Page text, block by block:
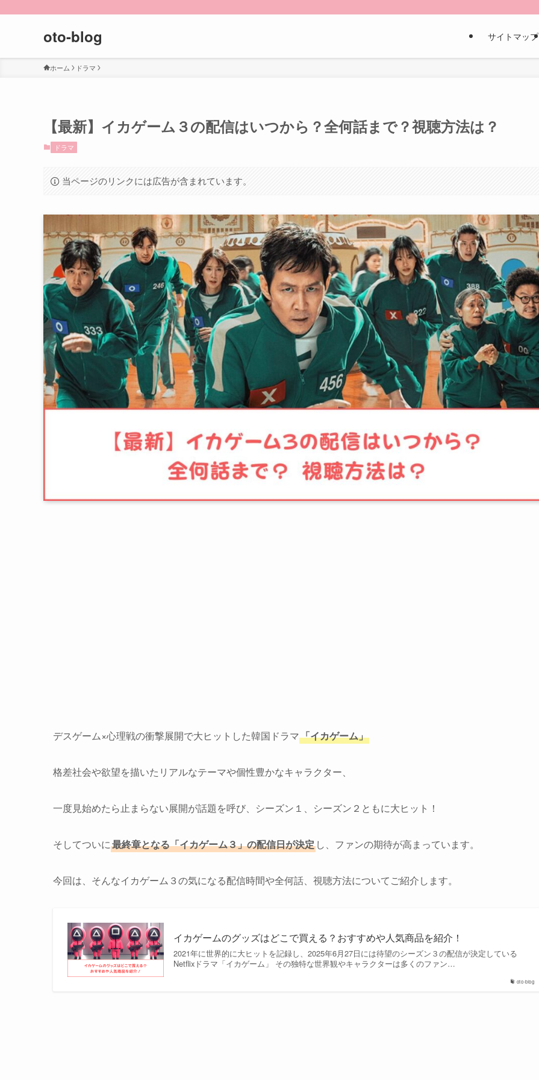
oto-blog サイトマップ
ホーム ドラマ
【最新】イカゲーム３の配信はいつから？全何話まで？視聴方法は？
ドラマ
当ページのリンクには広告が含まれています。
デスゲーム×心理戦の衝撃展開で大ヒットした韓国ドラマ「イカゲーム」
格差社会や欲望を描いたリアルなテーマや個性豊かなキャラクター、
一度見始めたら止まらない展開が話題を呼び、シーズン１、シーズン２ともに大ヒット！
そしてついに最終章となる「イカゲーム３」の配信日が決定 し、ファンの期待が高まっています。
今回は、そんなイカゲーム３の気になる配信時間や全何話、視聴方法についてご紹介します。
oto-blog
イカゲームのグッズはどこで買える？おすすめや人気商品を紹介！
2021年に世界的に大ヒットを記録し、2025年6月27日には待望のシーズン３の配信が決定している
Netflixドラマ「イカゲーム」 その独特な世界観やキャラクターは多くのファン…